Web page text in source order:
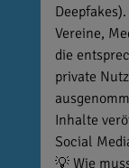
Vereine,
die
private
Inhalte
Social
💡 Wie